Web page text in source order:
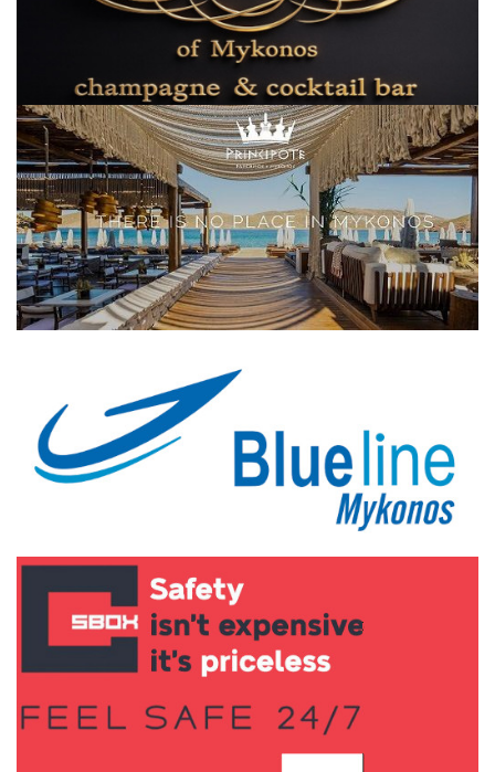
Local Elections 2023
Elections 2023
Γλώσσα
Ελληνικά English